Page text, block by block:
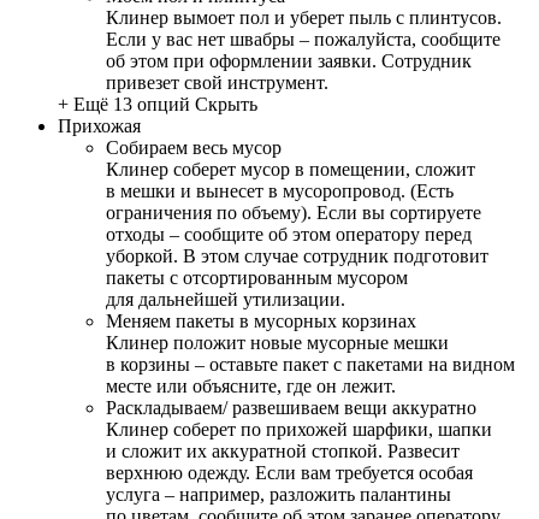
Клинер вымоет пол и уберет пыль с плинтусов.
Если у вас нет швабры – пожалуйста, сообщите
об этом при оформлении заявки. Сотрудник
привезет свой инструмент.
+ Ещё 13 опций Скрыть
Прихожая
Собираем весь мусор
Клинер соберет мусор в помещении, сложит
в мешки и вынесет в мусоропровод. (Есть
ограничения по объему). Если вы сортируете
отходы – сообщите об этом оператору перед
уборкой. В этом случае сотрудник подготовит
пакеты с отсортированным мусором
для дальнейшей утилизации.
Меняем пакеты в мусорных корзинах
Клинер положит новые мусорные мешки
в корзины – оставьте пакет с пакетами на видном
месте или объясните, где он лежит.
Раскладываем/ развешиваем вещи аккуратно
Клинер соберет по прихожей шарфики, шапки
и сложит их аккуратной стопкой. Развесит
верхнюю одежду. Если вам требуется особая
услуга – например, разложить палантины